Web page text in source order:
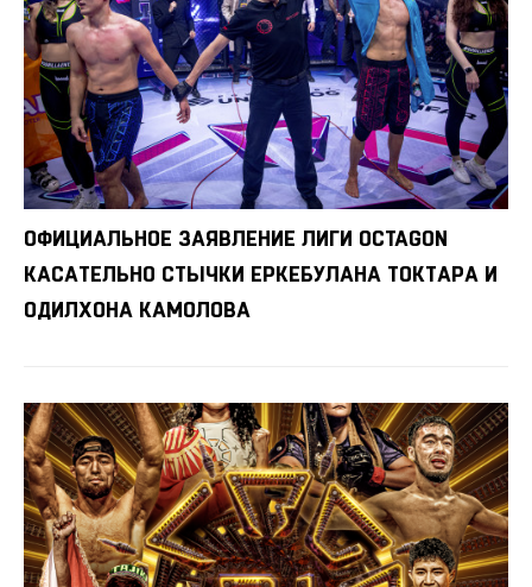
ОФИЦИАЛЬНОЕ ЗАЯВЛЕНИЕ ЛИГИ OCTAGON
КАСАТЕЛЬНО СТЫЧКИ ЕРКЕБУЛАНА ТОКТАРА И
ОДИЛХОНА КАМОЛОВА